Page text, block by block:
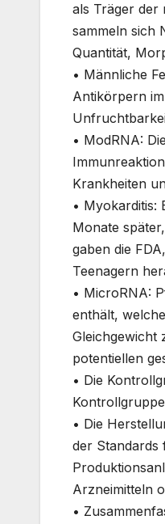
als Träger der
sammeln sich
Quantität,
• Männliche
Antikörpern
• ModRNA:
Krankheiten
• Myokarditis:
Monate
gaben die
Teenagern
• MicroRNA:
enthält,
Gleichgewicht
potentiellen
• Die
• Die
der Standards
Arzneimitteln
•